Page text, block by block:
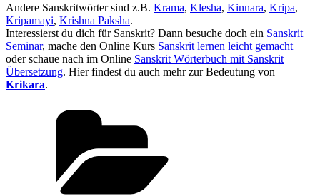
Andere Sanskritwörter sind z.B. Krama, Klesha, Kinnara, Kripa,
Kripamayi, Krishna Paksha.
Interessierst du dich für Sanskrit? Dann besuche doch ein Sanskrit
Seminar, mache den Online Kurs Sanskrit lernen leicht gemacht
oder schaue nach im Online Sanskrit Wörterbuch mit Sanskrit
Übersetzung. Hier findest du auch mehr zur Bedeutung von
Krikara.